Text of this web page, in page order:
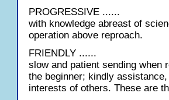
PROGRESSIVE ......
with knowledge abreast of
operation above reproach.
FRIENDLY ......
slow and patient sending when
the beginner; kindly
interests of others. These are